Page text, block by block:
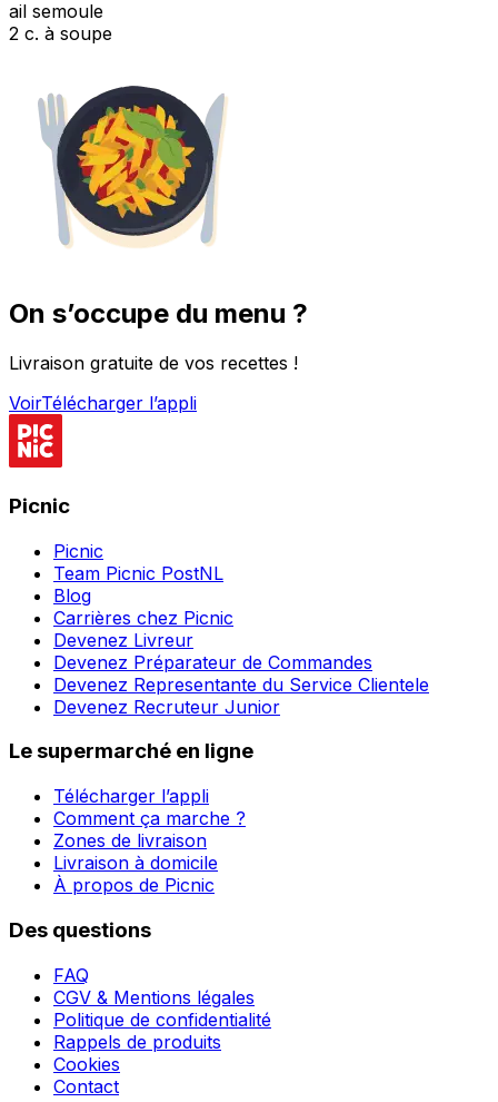
ail semoule
2 c. à soupe
On s’occupe du menu ?
Livraison gratuite de vos recettes !
VoirTélécharger l’appli
Picnic
Picnic
Team Picnic PostNL
Blog
Carrières chez Picnic
Devenez Livreur
Devenez Préparateur de Commandes
Devenez Representante du Service Clientele
Devenez Recruteur Junior
Le supermarché en ligne
Télécharger l’appli
Comment ça marche ?
Zones de livraison
Livraison à domicile
À propos de Picnic
Des questions
FAQ
CGV & Mentions légales
Politique de confidentialité
Rappels de produits
Cookies
Contact